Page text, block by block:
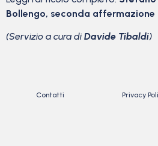
Bollengo, seconda
(Servizio a cura di Davide Tibaldi)
Contatti Privacy